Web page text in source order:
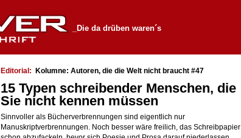
_Die da drüben waren´s
Editorial: Kolumne: Autoren, die die Welt nicht braucht #47
15 Typen schreibender Menschen, die
Sie nicht kennen müssen
Sinnvoller als Bücherverbrennungen sind eigentlich nur
Manuskriptverbrennungen. Noch besser wäre freilich, das Schreibpapier